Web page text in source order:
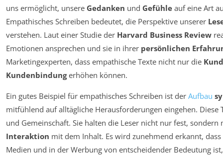
uns ermöglicht, unsere Gedanken und Gefühle auf eine Art
Empathisches Schreiben bedeutet, die Perspektive unserer
verstehen. Laut einer Studie der Harvard Business Review
Emotionen ansprechen und sie in ihrer persönlichen
Marketingexperten, dass empathische Texte nicht nur die
Kundenbindungerhöhen können.
Ein gutes Beispiel für empathisches Schreiben ist der Aufbau
mitfühlend auf alltägliche Herausforderungen eingehen. Diese
und Gemeinschaft. Sie halten die Leser nicht nur fest,
Interaktion mit dem Inhalt. Es wird zunehmend erkannt,
Medien und in der Werbung von entscheidender Bedeutung